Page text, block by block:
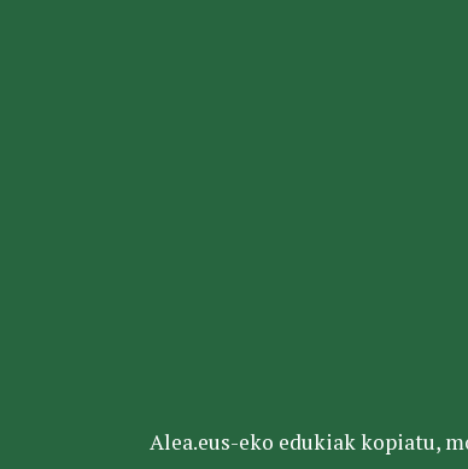
Alea.eus-eko edukiak kopiatu,